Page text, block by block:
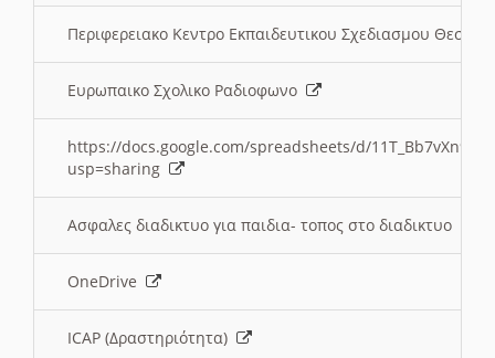
Περιφερειακο Κεντρο Εκπαιδευτικου Σχεδιασμου
Ευρωπαικο Σχολικο Ραδιοφωνο
https://docs.google.com/spreadsheets/d/
usp=sharing
Ασφαλες διαδικτυο για παιδια- τοπος στο διαδικτυο
OneDrive
ICAP (Δραστηριότητα)